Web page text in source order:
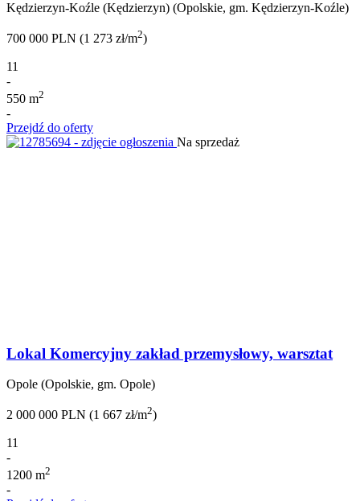
Kędzierzyn-Koźle (Kędzierzyn) (Opolskie, gm. Kędzierzyn-Koźle)
700 000 PLN (1 273 zł/m2)
11
-
550 m2
-
Przejdź do oferty
Na sprzedaż
Lokal Komercyjny zakład przemysłowy, warsztat
Opole (Opolskie, gm. Opole)
2 000 000 PLN (1 667 zł/m2)
11
-
1200 m2
-